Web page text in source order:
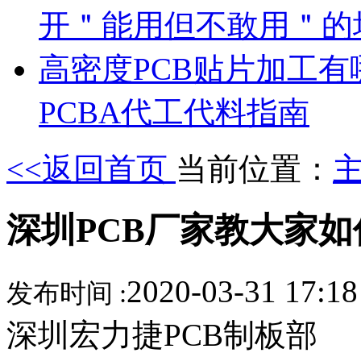
开＂能用但不敢用＂的
高密度PCB贴片加工
PCBA代工代料指南
<<返回首页 当前位置：
深圳PCB厂家教大家
发布时间 :2020-03-31
深圳宏力捷PCB制板部